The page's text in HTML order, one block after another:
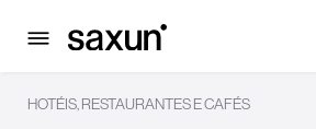
HOTÉIS, RESTAURANTES E CAFÉS